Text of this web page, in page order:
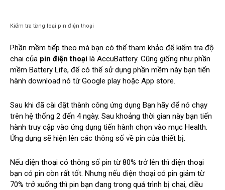
Kiểm tra từng loại pin điện thoại
Phần mềm tiếp theo mà bạn có thể tham khảo để kiểm tra độ
chai của pin điện thoại là AccuBattery. Cũng giống như phần
mềm Battery Life, để có thể sử dụng phần mềm này bạn tiến
hành download nó từ Google play hoặc App store.
Sau khi đã cài đặt thành công ứng dụng Bạn hãy để nó chạy
trên hệ thống 2 đến 4 ngày. Sau khoảng thời gian này bạn tiến
hành truy cập vào ứng dụng tiến hành chọn vào mục Health.
Ứng dụng sẽ hiện lên các thông số về pin của thiết bị.
Nếu điện thoại có thông số pin từ 80% trở lên thì điện thoại
bạn có pin còn rất tốt. Nhưng nếu điện thoại có pin giảm từ
70% trở xuống thì pin bạn đang trong quá trình bị chai, điều